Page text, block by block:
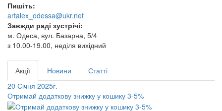
Пишіть:
artalex_odessa@ukr.net
Завжди раді зустрічі:
м. Одеса, вул. Базарна, 5/4
з 10.00-19.00, неділя вихідний
Акції Новини
Статті
20 Січня 2025г.
Отримай додаткову знижку у кошику 3-5%